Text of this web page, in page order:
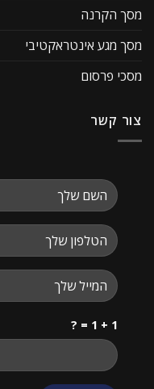
מסך הקרנה
מסך מגע אינטראקטיבי
מסכי פרסום
צור קשר
1 + 1 = ?